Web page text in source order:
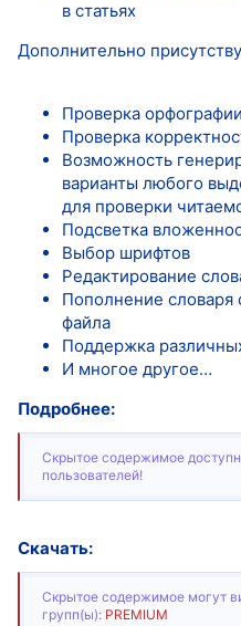
в статьях
Дополнительно
Проверка орфографии
Проверка
Возможность
варианты любого
для проверки
Подсветка
Выбор шрифтов
Редактирование
Пополнение словаря
файла
Поддержка
И многое другое…
Подробнее:
Скрытое содержимое
пользователей!
Скачать:
Скрытое содержимое могут
групп(ы): PREMIUM